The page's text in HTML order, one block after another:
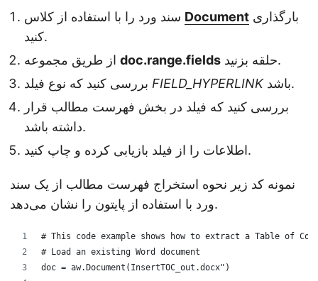
Document
کنید.
doc.range.fields
حلقه بزنید.
FIELD_HYPERLINK
باشد.
بررسی کنید که فیلد در بخش فهرست مطالب قرار
داشته باشد.
اطلاعات را از فیلد بازیابی کرده و چاپ کنید.
نمونه کد زیر نحوه استخراج فهرست مطالب از یک سند
ورد با استفاده از پایتون را نشان می‌دهد.
# This code example shows how to extract a Table of
# Load an existing Word document
doc = aw.Document(InsertTOC_out.docx")